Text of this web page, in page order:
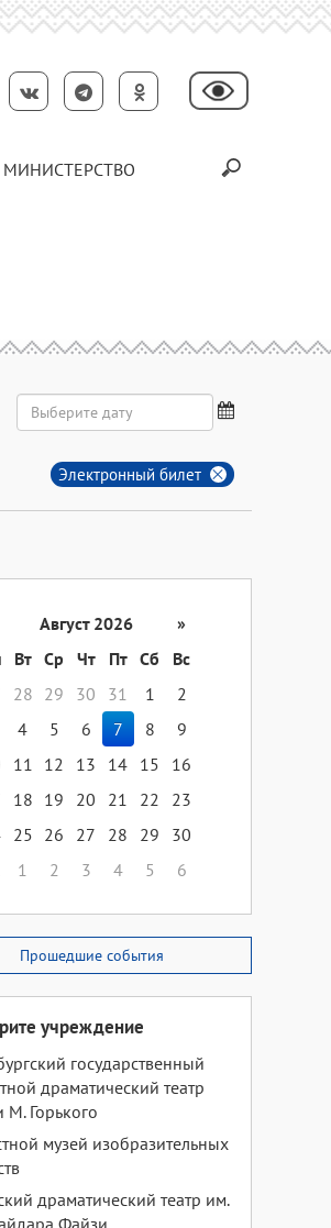
МИНИСТЕРСТВО
Электронный билет
Август 2026
»
Вт Ср Чт Пт Сб
Вс
28 29 30 31 1
2
4 5 6 7 8
9
11 12 13 14 15
16
18 19 20 21 22
23
25 26 27 28 29
30
1 2 3 4 5 6
Прошедшие события
учреждение
государственный
драматический театр
М. Горького
музей изобразительных
драматический театр им.
Файзи